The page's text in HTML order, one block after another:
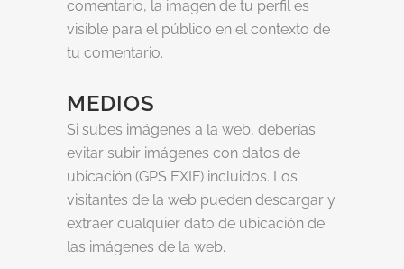
comentario, la imagen de tu perfil es
visible para el público en el contexto de
tu comentario.
MEDIOS
Si subes imágenes a la web, deberías
evitar subir imágenes con datos de
ubicación (GPS EXIF) incluidos. Los
visitantes de la web pueden descargar y
extraer cualquier dato de ubicación de
las imágenes de la web.